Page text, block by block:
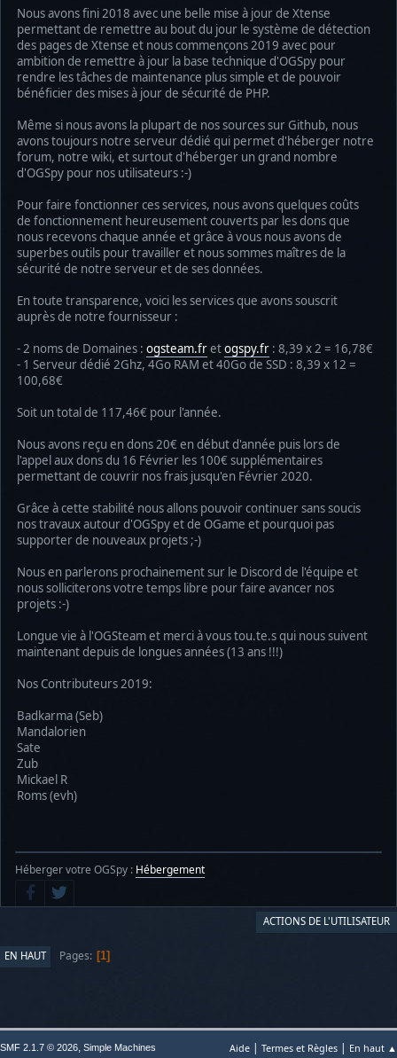
Nous avons fini 2018 avec une belle mise à jour de Xtense
permettant de remettre au bout du jour le système de détection
des pages de Xtense et nous commençons 2019 avec pour
ambition de remettre à jour la base technique d'OGSpy pour
rendre les tâches de maintenance plus simple et de pouvoir
bénéficier des mises à jour de sécurité de PHP.
Même si nous avons la plupart de nos sources sur Github, nous
avons toujours notre serveur dédié qui permet d'héberger notre
forum, notre wiki, et surtout d'héberger un grand nombre
d'OGSpy pour nos utilisateurs :-)
Pour faire fonctionner ces services, nous avons quelques coûts
de fonctionnement heureusement couverts par les dons que
nous recevons chaque année et grâce à vous nous avons de
superbes outils pour travailler et nous sommes maîtres de la
sécurité de notre serveur et de ses données.
En toute transparence, voici les services que avons souscrit
auprès de notre fournisseur :
- 2 noms de Domaines : ogsteam.fretogspy.fr : 8,39 x 2 = 16,78€
- 1 Serveur dédié 2Ghz, 4Go RAM et 40Go de SSD : 8,39 x 12 =
100,68€
Soit un total de 117,46€ pour l'année.
Nous avons reçu en dons 20€ en début d'année puis lors de
l'appel aux dons du 16 Février les 100€ supplémentaires
permettant de couvrir nos frais jusqu'en Février 2020.
Grâce à cette stabilité nous allons pouvoir continuer sans soucis
nos travaux autour d'OGSpy et de OGame et pourquoi pas
supporter de nouveaux projets ;-)
Nous en parlerons prochainement sur le Discord de l'équipe et
nous solliciterons votre temps libre pour faire avancer nos
projets :-)
Longue vie à l'OGSteam et merci à vous tou.te.s qui nous suivent
maintenant depuis de longues années (13 ans !!!)
Nos Contributeurs 2019:
Badkarma (Seb)
Mandalorien
Sate
Zub
Mickael R
Roms (evh)
Héberger votre OGSpy : Hébergement
ACTIONS DE L'UTILISATEUR
EN HAUT Pages 1
Aide | Termes et Règles | En haut ▲
SMF 2.1.7 © 2026, Simple Machines